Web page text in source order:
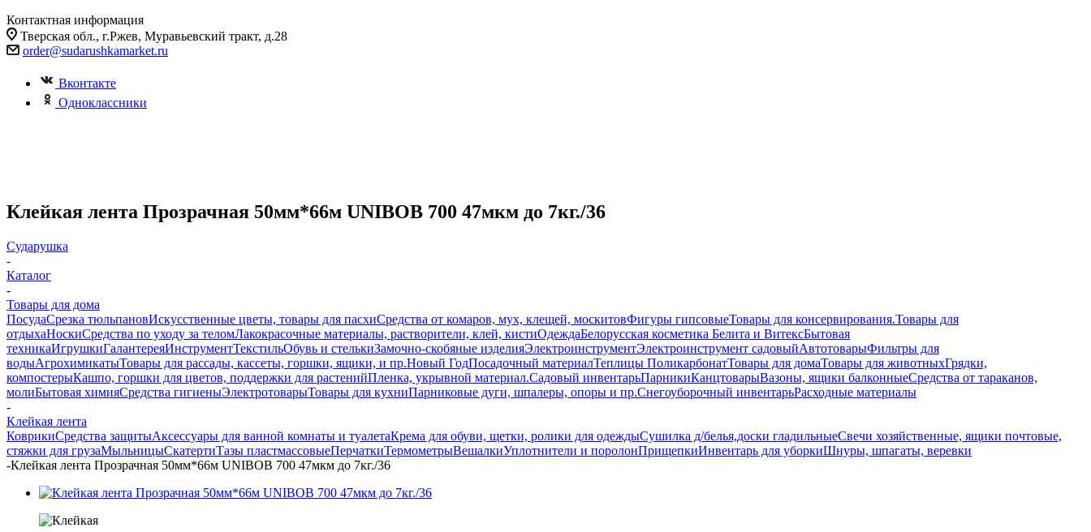
Контактная информация
Тверская обл., г.Ржев, Муравьевский тракт, д.28
order@sudarushkamarket.ru
Вконтакте
Одноклассники
Клейкая лента Прозрачная 50мм*66м UNIBOB 700 47мкм до 7кг./36
Сударушка
-
Каталог
-
Товары для дома
ПосудаСрезка тюльпановИскусственные цветы, товары для пасхиСредства от комаров, мух, клещей, москитовФигуры гипсовыеТовары для консервирования.Товары для
отдыхаНоскиСредства по уходу за теломЛакокрасочные материалы, растворители, клей, кистиОдеждаБелорусская косметика Белита и ВитексБытовая
техникаИгрушкиГалантереяИнструментТекстильОбувь и стелькиЗамочно-скобяные изделияЭлектроинструментЭлектроинструмент садовыйАвтотоварыФильтры для
водыАгрохимикатыТовары для рассады, кассеты, горшки, ящики, и пр.Новый ГодПосадочный материалТеплицы ПоликарбонатТовары для домаТовары для животныхГрядки,
компостерыКашпо, горшки для цветов, поддержки для растенийПленка, укрывной материал.Садовый инвентарьПарникиКанцтоварыВазоны, ящики балконныеСредства от тараканов,
молиБытовая химияСредства гигиеныЭлектротоварыТовары для кухниПарниковые дуги, шпалеры, опоры и пр.Снегоуборочный инвентарьРасходные материалы
-
Клейкая лента
КоврикиСредства защитыАксессуары для ванной комнаты и туалетаКрема для обуви, щетки, ролики для одеждыСушилка д/белья,доски гладильныеСвечи хозяйственные, ящики почтовые,
стяжки для грузаМыльницыСкатертиТазы пластмассовыеПерчаткиТермометрыВешалкиУплотнители и поролонПрищепкиИнвентарь для уборкиШнуры, шпагаты, веревки
-Клейкая лента Прозрачная 50мм*66м UNIBOB 700 47мкм до 7кг./36